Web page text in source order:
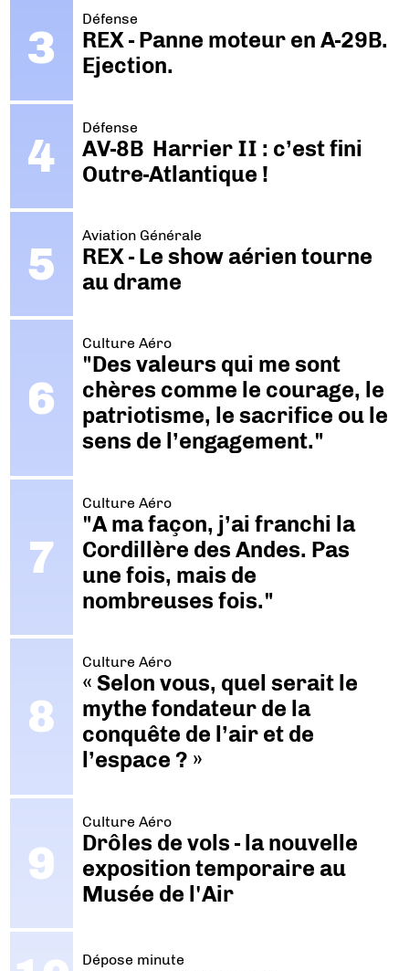
Défense
REX - Panne moteur en A-29B.
Ejection.
Défense
AV-8B Harrier II : c’est fini
Outre-Atlantique !
Aviation Générale
REX - Le show aérien tourne
au drame
Culture Aéro
"Des valeurs qui me sont
chères comme le courage, le
patriotisme, le sacrifice ou le
sens de l’engagement."
Culture Aéro
"A ma façon, j’ai franchi la
Cordillère des Andes. Pas
une fois, mais de
nombreuses fois."
Culture Aéro
« Selon vous, quel serait le
mythe fondateur de la
conquête de l’air et de
l’espace ? »
Culture Aéro
Drôles de vols - la nouvelle
exposition temporaire au
Musée de l'Air
Dépose minute